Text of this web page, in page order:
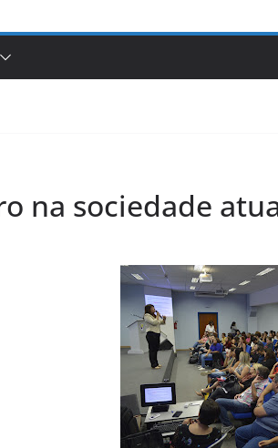
na sociedade